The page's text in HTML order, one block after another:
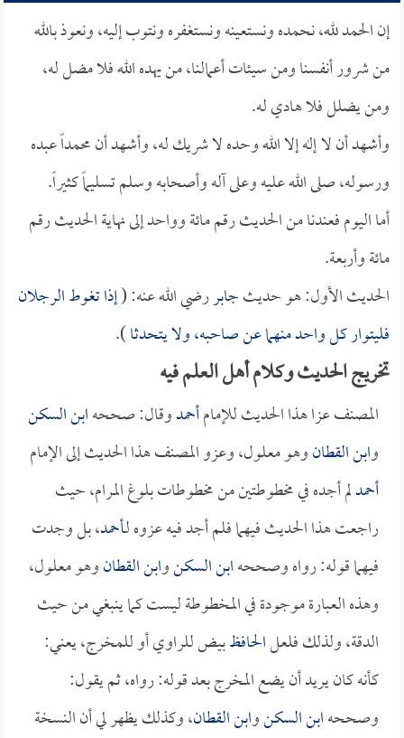
إن الحمد لله، نحمده ونستعينه ونستغفره ونتوب إليه، ونعوذ بالله
من شرور أنفسنا ومن سيئات أعمالنا، من يهده الله فلا مضل له،
ومن يضلل فلا هادي له.
وأشهد أن لا إله إلا الله وحده لا شريك له، وأشهد أن محمداً عبده
ورسوله، صلى الله عليه وعلى آله وأصحابه وسلم تسليماً كثيراً.
أما اليوم فعندنا من الحديث رقم مائة وواحد إلى نهاية الحديث رقم
مائة وأربعة.
الحديث الأول: هو حديثجابررضي الله عنه: (إذا تغوط الرجلان
فليتوار كل واحد منهما عن صاحبه، ولا يتحدثا).
تخريج الحديث وكلام أهل العلم فيه
المصنف عزا هذا الحديث للإمامأحمدوقال: صححهابن السكن
وابن القطانوهو معلول، وعزو المصنف هذا الحديث إلى الإمام
أحمدلم أجده في مخطوطتين من مخطوطات بلوغ المرام، حيث
راجعت هذا الحديث فيهما فلم أجد فيه عزوه لـأحمد، بل وجدت
فيهما قوله: رواه وصححهابن السكنوابن القطانوهو معلول،
وهذه العبارة موجودة في المخطوطة ليست كما ينبغي من حيث
الدقة، ولذلك فلعلالحافظبيض للراوي أو للمخرج، يعني:
كأنه كان يريد أن يضع المخرج بعد قوله: رواه، ثم يقول:
وصححهابن السكنوابن القطان، وكذلك يظهر لي أن النسخة